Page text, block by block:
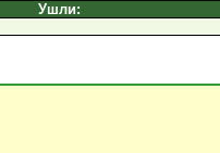
Ушли: